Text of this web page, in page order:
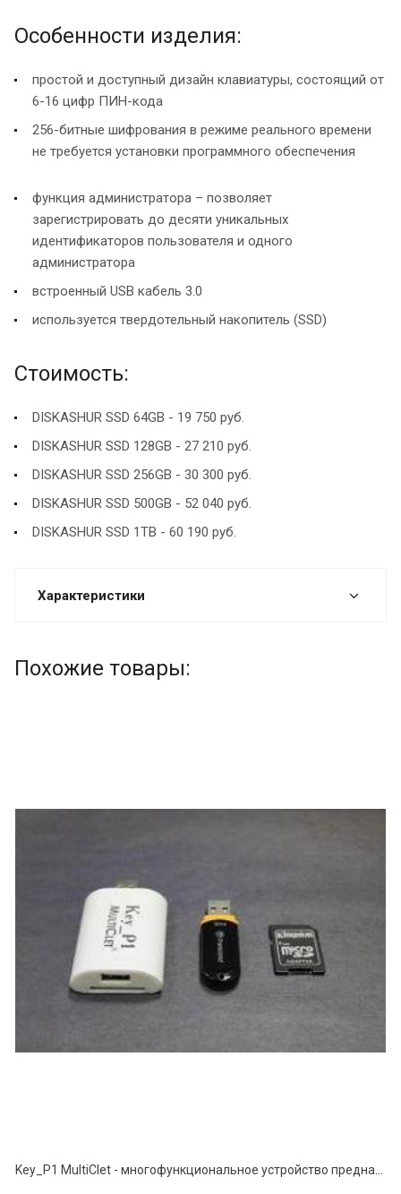
Особенности изделия:
простой и доступный дизайн клавиатуры, состоящий от
6-16 цифр ПИН-кода
256-битные шифрования в режиме реального времени
не требуется установки программного обеспечения
функция администратора – позволяет
зарегистрировать до десяти уникальных
идентификаторов пользователя и одного
администратора
встроенный USB кабель 3.0
используется твердотельный накопитель (SSD)
Стоимость:
DISKASHUR SSD 64GB - 19 750 руб.
DISKASHUR SSD 128GB - 27 210 руб.
DISKASHUR SSD 256GB - 30 300 руб.
DISKASHUR SSD 500GB - 52 040 руб.
DISKASHUR SSD 1TB - 60 190 руб.
Характеристики
Похожие товары:
Key_P1 MultiClet - многофункциональное устройство предназначено для защиты информации на ПК и накопителях с тремя разъемами: USB – розетка и вилка, а также разъем для SD карт